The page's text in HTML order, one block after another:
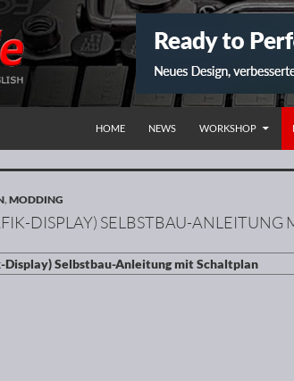
HOME
NEWS WORKSHOP
,MODDING
DISPLAY) SELBSTBAU-ANLEITUNG